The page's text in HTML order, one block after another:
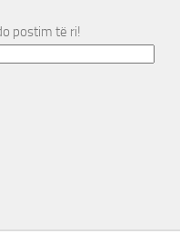
postim të ri!